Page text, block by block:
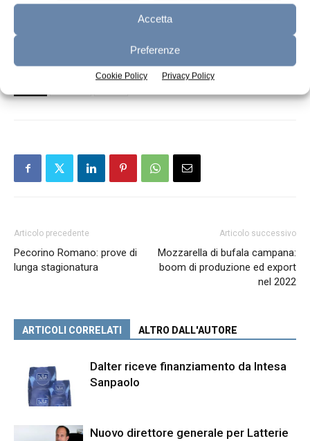
Accetta
Preferenze
Cookie Policy Privacy Policy
produttivo. Inoltre, in questo processo gran
parte del calore residuo può essere
Articolo precedente
Pecorino Romano: prove di
lunga stagionatura
Articolo successivo
Mozzarella di bufala campana:
boom di produzione ed export
nel 2022
ARTICOLI CORRELATI ALTRO DALL'AUTORE
Dalter riceve finanziamento da Intesa
Sanpaolo
Nuovo direttore generale per Latterie